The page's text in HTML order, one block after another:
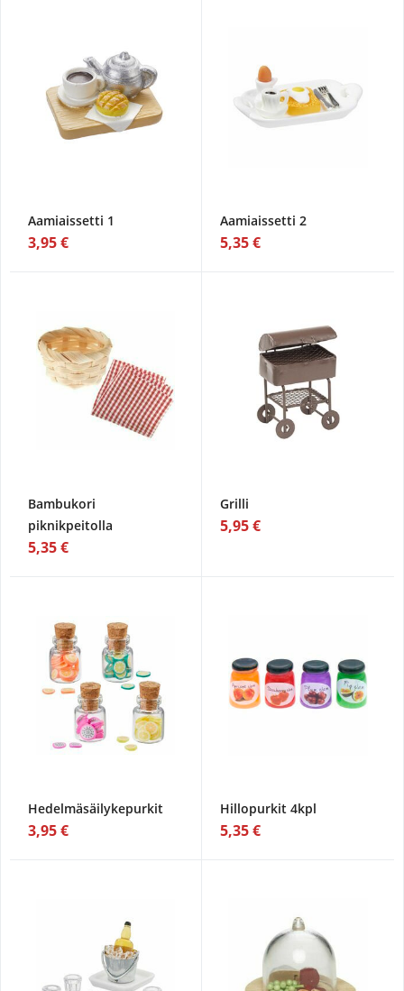
Aamiaissetti 1
3,95 €
Aamiaissetti 2
5,35 €
Bambukori
piknikpeitolla
5,35 €
Grilli
5,95 €
Hedelmäsäilykepurkit
3,95 €
Hillopurkit 4kpl
5,35 €